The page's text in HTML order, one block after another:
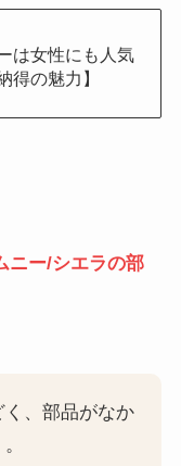
は女性にも人気
得の魅力】
ニー/シエラの部
、部品がなか